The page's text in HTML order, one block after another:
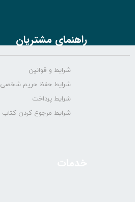
راهنمای مشتریان
شرایط و قوانین
شرایط حفظ حریم شخصی
شرایط پرداخت
شرایط مرجوع کردن کتاب